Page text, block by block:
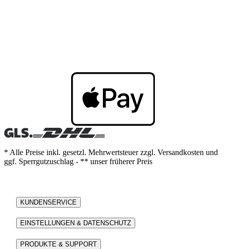
* Alle Preise inkl. gesetzl. Mehrwertsteuer zzgl. Versandkosten und
ggf. Sperrgutzuschlag - ** unser früherer Preis
KUNDENSERVICE
EINSTELLUNGEN & DATENSCHUTZ
PRODUKTE & SUPPORT